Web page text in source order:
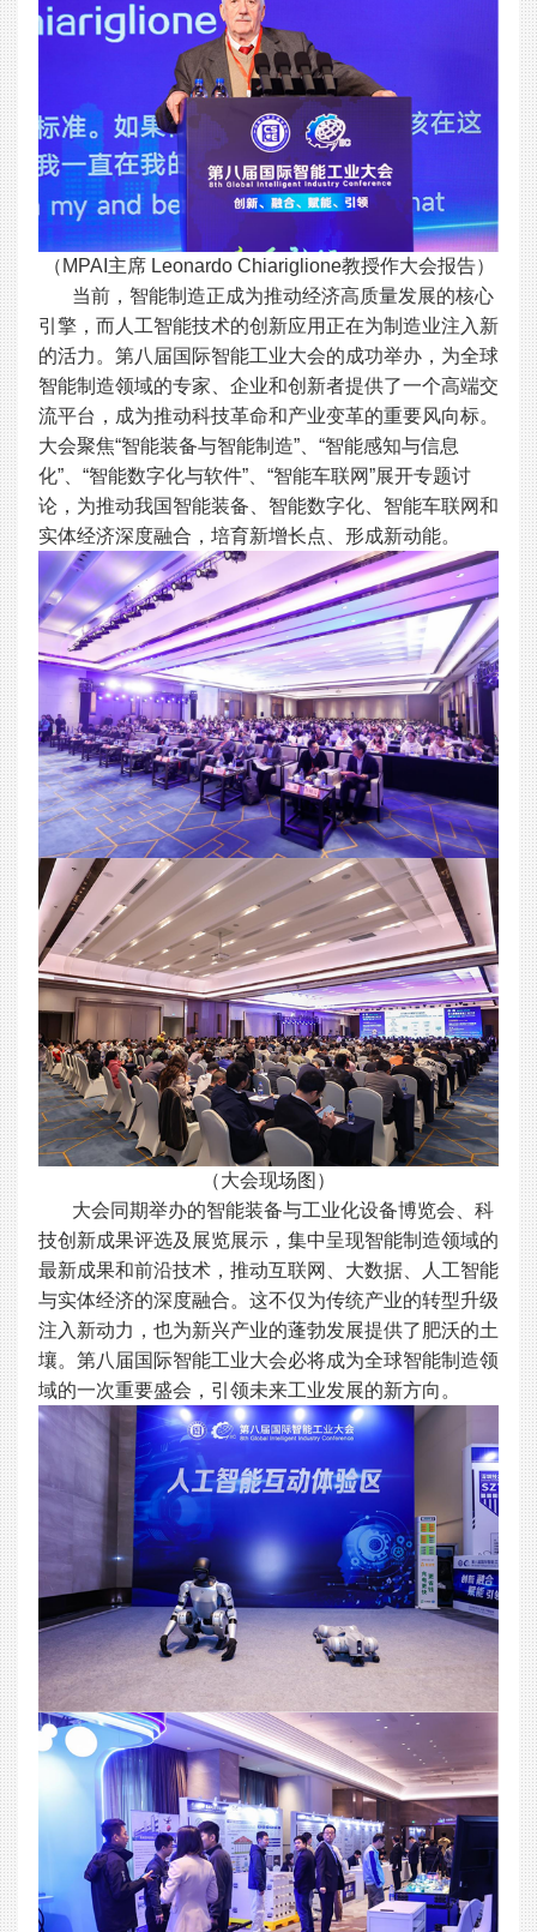
（MPAI主席 Leonardo Chiariglione教授作大会报告）
当前，智能制造正成为推动经济高质量发展的核心
引擎，而人工智能技术的创新应用正在为制造业注入新
的活力。第八届国际智能工业大会的成功举办，为全球
智能制造领域的专家、企业和创新者提供了一个高端交
流平台，成为推动科技革命和产业变革的重要风向标。
大会聚焦“智能装备与智能制造”、“智能感知与信息
化”、“智能数字化与软件”、“智能车联网”展开专题讨
论，为推动我国智能装备、智能数字化、智能车联网和
实体经济深度融合，培育新增长点、形成新动能。
（大会现场图）
大会同期举办的智能装备与工业化设备博览会、科
技创新成果评选及展览展示，集中呈现智能制造领域的
最新成果和前沿技术，推动互联网、大数据、人工智能
与实体经济的深度融合。这不仅为传统产业的转型升级
注入新动力，也为新兴产业的蓬勃发展提供了肥沃的土
壤。第八届国际智能工业大会必将成为全球智能制造领
域的一次重要盛会，引领未来工业发展的新方向。